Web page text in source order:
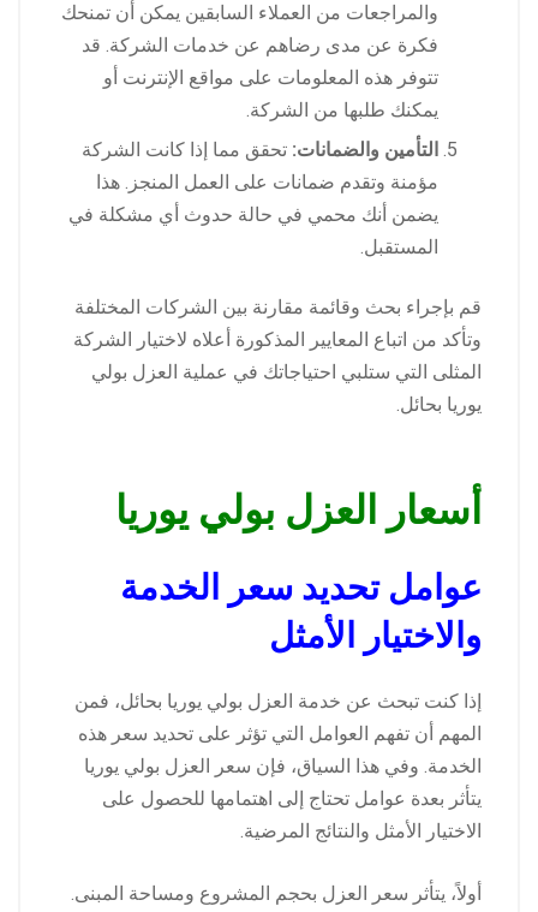
والمراجعات من العملاء السابقين يمكن أن تمنحك
فكرة عن مدى رضاهم عن خدمات الشركة. قد
تتوفر هذه المعلومات على مواقع الإنترنت أو
يمكنك طلبها من الشركة.
التأمين والضمانات: تحقق مما إذا كانت الشركة
مؤمنة وتقدم ضمانات على العمل المنجز. هذا
يضمن أنك محمي في حالة حدوث أي مشكلة في
المستقبل.
قم بإجراء بحث وقائمة مقارنة بين الشركات المختلفة
وتأكد من اتباع المعايير المذكورة أعلاه لاختيار الشركة
المثلى التي ستلبي احتياجاتك في عملية العزل بولي
يوريا بحائل.
أسعار العزل بولي يوريا
عوامل تحديد سعر الخدمة
والاختيار الأمثل
إذا كنت تبحث عن خدمة العزل بولي يوريا بحائل، فمن
المهم أن تفهم العوامل التي تؤثر على تحديد سعر هذه
الخدمة. وفي هذا السياق، فإن سعر العزل بولي يوريا
يتأثر بعدة عوامل تحتاج إلى اهتمامها للحصول على
الاختيار الأمثل والنتائج المرضية.
أولاً، يتأثر سعر العزل بحجم المشروع ومساحة المبنى.